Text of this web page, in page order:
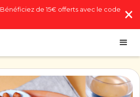
Bénéficiez de 15€ offerts avec le code